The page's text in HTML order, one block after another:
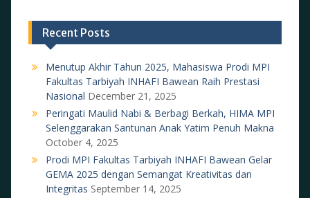
Recent Posts
Menutup Akhir Tahun 2025, Mahasiswa Prodi MPI
Fakultas Tarbiyah INHAFI Bawean Raih Prestasi
Nasional December 21, 2025
Peringati Maulid Nabi & Berbagi Berkah, HIMA MPI
Selenggarakan Santunan Anak Yatim Penuh Makna
October 4, 2025
Prodi MPI Fakultas Tarbiyah INHAFI Bawean Gelar
GEMA 2025 dengan Semangat Kreativitas dan
Integritas September 14, 2025